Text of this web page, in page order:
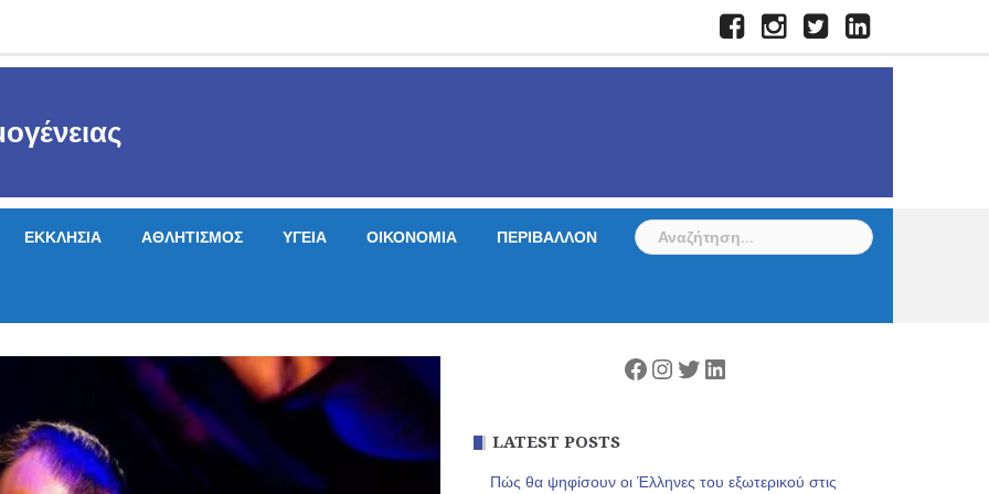
FacebookInstagramTwitterLinkedIn
ΕΚΚΛΗΣΙΑ ΑΘΛΗΤΙΣΜΟΣ ΥΓΕΙΑ ΟΙΚΟΝΟΜΙΑ ΠΕΡΙΒΑΛΛΟΝ
Αναζήτηση
για:
Facebook
Instagram
Twitter
Linkedin
LATEST POSTS
Πώς θα ψηφίσουν οι Έλληνες του εξωτερικού στις